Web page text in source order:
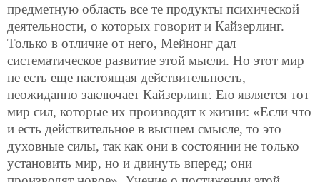
предметную область все те продукты психической
деятельности, о которых говорит и Кайзерлинг.
Только в отличие от него, Мейнонг дал
систематическое развитие этой мысли. Но этот мир
не есть еще настоящая действительность,
неожиданно заключает Кайзерлинг. Ею является тот
мир сил, которые их производят к жизни: «Если что
и есть действительное в высшем смысле, то это
духовные силы, так как они в состоянии не только
установить мир, но и двинуть вперед; они